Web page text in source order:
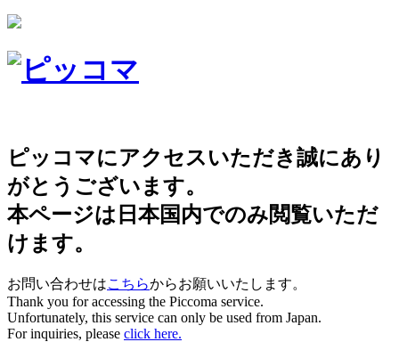
ピッコマにアクセスいただき誠にあり
がとうございます。
本ページは日本国内でのみ閲覧いただ
けます。
お問い合わせはこちらからお願いいたします。
Thank you for accessing the Piccoma service.
Unfortunately, this service can only be used from Japan.
For inquiries, please click here.